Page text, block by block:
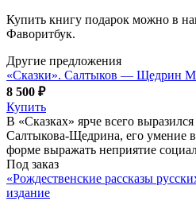
Купить книгу подарок можно в
Фаворитбук.
Другие предложения
«Сказки». Салтыков — Щедрин
8 500 ₽
Купить
В «Сказках» ярче всего
Салтыкова-Щедрина, его умение в
форме выражать неприятие
Под заказ
«Рождественские рассказы
издание